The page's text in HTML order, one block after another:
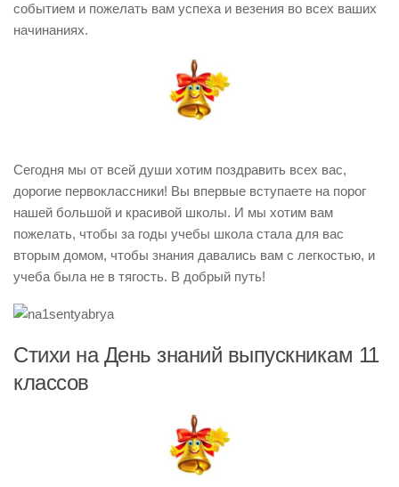
событием и пожелать вам успеха и везения во всех ваших
начинаниях.
Сегодня мы от всей души хотим поздравить всех вас,
дорогие первоклассники! Вы впервые вступаете на порог
нашей большой и красивой школы. И мы хотим вам
пожелать, чтобы за годы учебы школа стала для вас
вторым домом, чтобы знания давались вам с легкостью, и
учеба была не в тягость. В добрый путь!
Стихи на День знаний выпускникам 11
классов